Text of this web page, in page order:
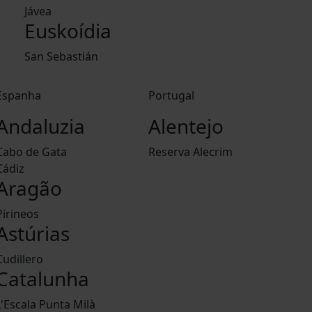
Jávea
Euskoídia
San Sebastián
de Gata
Punta Milà
Portugal
Alentejo
Reserva Alecrim